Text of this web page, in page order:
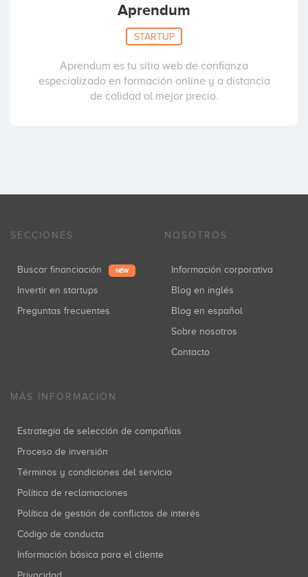
Aprendum
STARTUP
Aprendum es tu sitio web de confianza
especializado en formación online y a distancia
de calidad al mejor precio.
SECCIONES
Buscar financiación NEW
Invertir en startups
Preguntas frecuentes
NOSOTROS
Información corporativa
Blog en inglés
Blog en español
Sobre nosotros
Contacto
MÁS INFORMACIÓN
Estrategia de selección de compañías
Proceso de inversión
Términos y condiciones del servicio
Política de reclamaciones
Política de gestión de conflictos de interés
Código de conducta
Información básica para el cliente